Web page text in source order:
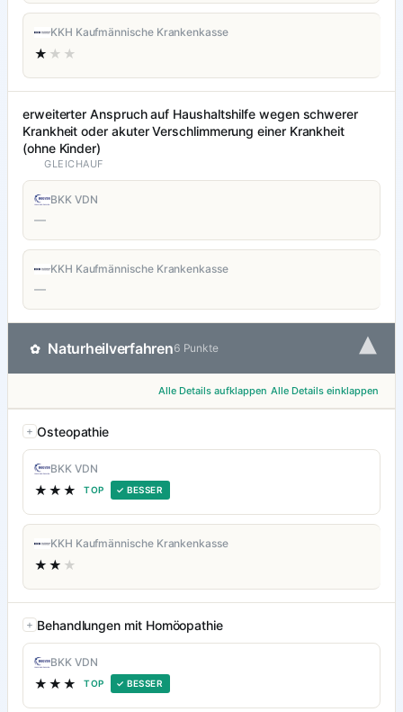
KKH Kaufmännische Krankenkasse
★ ★★
erweiterter Anspruch auf Haushaltshilfe wegen schwerer
Krankheit oder akuter Verschlimmerung einer Krankheit
(ohne Kinder)
GLEICHAUF
BKK VDN
—
KKH Kaufmännische Krankenkasse
—
✿ Naturheilverfahren6 Punkte ▾
Alle Details aufklappen Alle Details einklappen
Osteopathie
BKK VDN
★★★ TOP ✓ BESSER
KKH Kaufmännische Krankenkasse
★★ ★
Behandlungen mit Homöopathie
BKK VDN
★★★ TOP ✓ BESSER